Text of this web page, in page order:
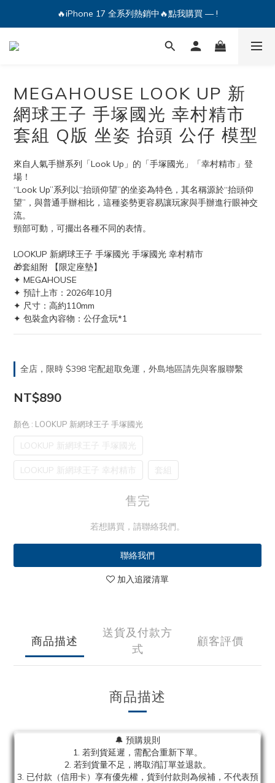
🔥iPhone 17 全系列熱銷中🔥點我購買 — !
🔥iPhone 17 全系列熱銷中🔥點我購買 — !
💕加入Q哥 Line 新好友領優惠券！🎫
MEGAHOUSE LOOK UP 新
網球王子 手塚國光 幸村精市
套組 Q版 坐姿 抬頭 公仔 模型
來自人氣手辦系列「Look Up」的「手塚國光」「幸村精市」登
場！
“Look Up”系列以“抬頭仰望”的坐姿為特色，其名稱源於“抬頭仰
望”，與普通手辦相比，這種姿勢更容易讓玩家與手辦進行眼神交
流。
頸部可動，可擺出各種不同的表情。
LOOKUP 新網球王子 手塚國光 手塚國光 幸村精市
🎁套組附 【限定座墊】
✦ MEGAHOUSE
✦ 預計上市：2026年10月
✦ 尺寸：高約110mm
✦ 包裝盒內容物：公仔盒玩*1
全店，限時 $398 宅配超取免運，外島地區請先與客服聯繫
NT$890
顏色 : LOOKUP 新網球王子 手塚國光
LOOKUP 新網球王子 手塚國光
LOOKUP 新網球王子 幸村精市 套組
售完
若想購買，請聯絡我們。
聯絡我們
加入追蹤清單
商品描述
送貨及付款方
式
顧客評價
商品描述
🔔 預購規則
1. 若到貨延遲，需配合重新下單。
2. 若到貨量不足，將取消訂單並退款。
3. 已付款（信用卡）享有優先權，貨到付款則為候補，不代表預